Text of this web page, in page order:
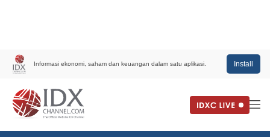
Informasi ekonomi, saham dan keuangan dalam satu aplikasi. Install